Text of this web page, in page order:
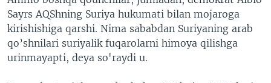
Sayrs AQShning Suriya hukumati bilan mojaroga
kirishishiga qarshi. Nima sababdan Suriyaning arab
qo’shnilari suriyalik fuqarolarni himoya qilishga
urinmayapti, deya so'raydi u.